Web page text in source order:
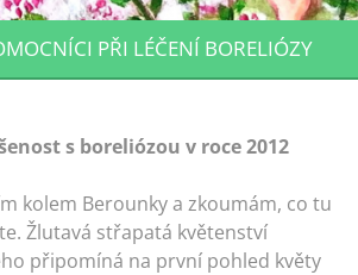
PŘI LÉČENÍ BORELIÓZY
s boreliózou v roce 2012
kolem Berounky a zkoumám, co tu
Žlutavá střapatá květenství
připomíná na první pohled květy